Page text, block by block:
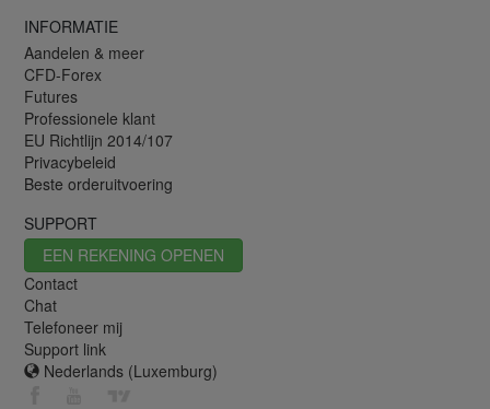
INFORMATIE
Aandelen & meer
CFD-Forex
Futures
Professionele klant
EU Richtlijn 2014/107
Privacybeleid
Beste orderuitvoering
SUPPORT
EEN REKENING OPENEN
Contact
Chat
Telefoneer mij
Support link
Nederlands (Luxemburg)